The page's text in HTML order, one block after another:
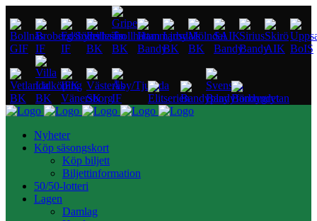
Nyheter
Köp säsongskort
Köp biljett
Biljettinformation
50/50-lotteri
Lagen
Damlag